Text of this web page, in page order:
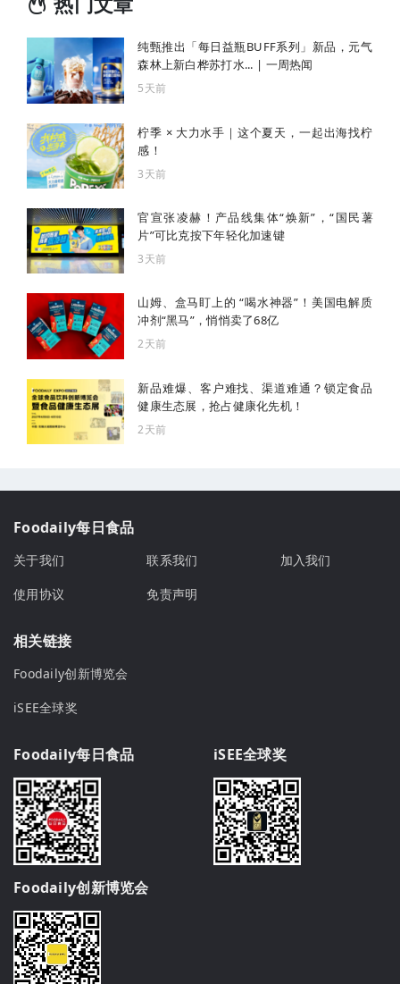
纯甄推出「每日益瓶BUFF系列」新品，元气
森林上新白桦苏打水... | 一周热闻
5天前
柠季 × 大力水手｜这个夏天，一起出海找柠
感！
3天前
官宣张凌赫！产品线集体“焕新”，“国民薯
片”可比克按下年轻化加速键
3天前
山姆、盒马盯上的 “喝水神器”！美国电解质
冲剂“黑马”，悄悄卖了68亿
2天前
新品难爆、客户难找、渠道难通？锁定食品
健康生态展，抢占健康化先机！
2天前
Foodaily每日食品
关于我们 联系我们
加入我们
使用协议
免责声明
相关链接
Foodaily创新博览会
iSEE全球奖
Foodaily每日食品 iSEE全球奖
Foodaily创新博览会